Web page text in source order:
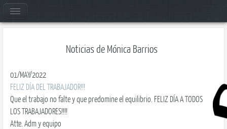
Noticias de Mónica Barrios
01/MAY/2022
FELIZ DÍA DEL TRABAJADOR!!!
Que el trabajo no falte y que predomine el equilibrio. FELIZ DÍA A TODOS
LOS TRABAJADORES!!!!
Atte. Adm y equipo